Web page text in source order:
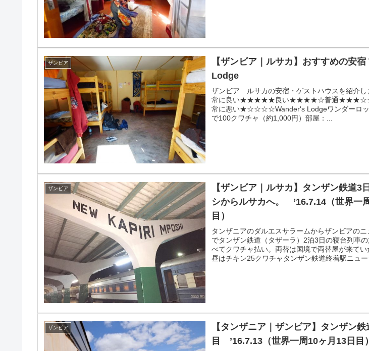
ザンビア
【ザンビア｜ルサカ】おすすめの安宿 Wander’s
Lodge
ザンビア ルサカの安宿・ゲストハウスを紹介し
常に良い★★★★★良い★★★★☆普通
常に悪い★☆☆☆☆Wander's Lodgeワンダーロッ
で100クワチャ（約1,000円）部屋：...
ザンビア
【ザンビア｜ルサカ】タンザン鉄道3
シからルサカへ。 ’16.7.14（世界一
目）
タンザニアのダルエスサラームからザンビアのニ
でタンザン鉄道（タザーラ）2泊3日の寝台列車
べてクワチャ払い。両替は国境で両替屋が来て
昼はチキン25クワチャタンザン鉄道終着駅ニュー
ザンビア
【タンザニア｜ザンビア】タンザン鉄
目 ’16.7.13（世界一周10ヶ月13日目）